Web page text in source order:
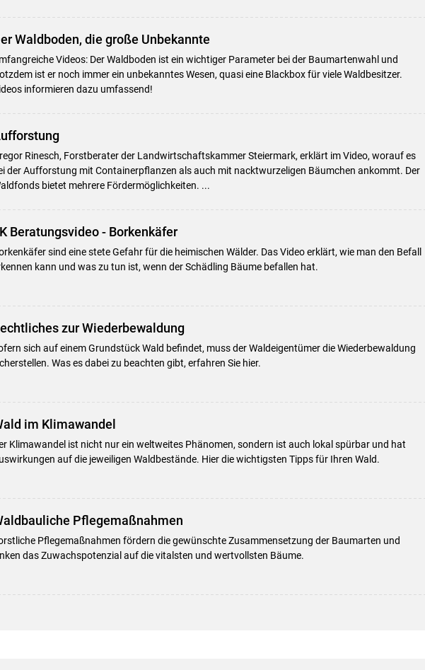
Waldboden, die große Unbekannte
Videos: Der Waldboden ist ein wichtiger Parameter bei der Baumartenwahl und
ist er noch immer ein unbekanntes Wesen, quasi eine Blackbox für viele Waldbesitzer.
informieren dazu umfassend!
Rinesch, Forstberater der Landwirtschaftskammer Steiermark, erklärt im Video, worauf es
der Aufforstung mit Containerpflanzen als auch mit nacktwurzeligen Bäumchen ankommt. Der
bietet mehrere Fördermöglichkeiten. ...
Beratungsvideo - Borkenkäfer
sind eine stete Gefahr für die heimischen Wälder. Das Video erklärt, wie man den Befall
kann und was zu tun ist, wenn der Schädling Bäume befallen hat.
zur Wiederbewaldung
sich auf einem Grundstück Wald befindet, muss der Waldeigentümer die Wiederbewaldung
Was es dabei zu beachten gibt, erfahren Sie hier.
im Klimawandel
Klimawandel ist nicht nur ein weltweites Phänomen, sondern ist auch lokal spürbar und hat
auf die jeweiligen Waldbestände. Hier die wichtigsten Tipps für Ihren Wald.
Pflegemaßnahmen
Pflegemaßnahmen fördern die gewünschte Zusammensetzung der Baumarten und
das Zuwachspotenzial auf die vitalsten und wertvollsten Bäume.